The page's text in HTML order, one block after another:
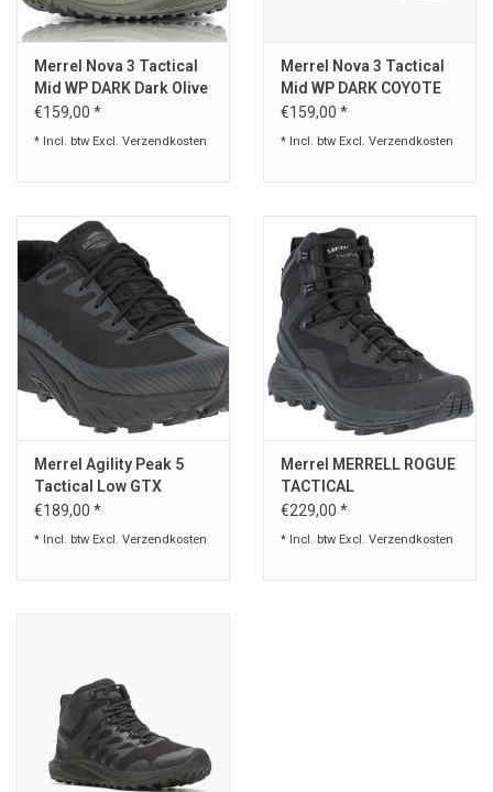
Merrel Nova 3 Tactical
Mid WP DARK Dark Olive
€159,00 *
* Incl. btw Excl. Verzendkosten
Merrel Nova 3 Tactical
Mid WP DARK COYOTE
€159,00 *
* Incl. btw Excl. Verzendkosten
Merrel Agility Peak 5
Tactical Low GTX
€189,00 *
* Incl. btw Excl. Verzendkosten
Merrel MERRELL ROGUE
TACTICAL
€229,00 *
* Incl. btw Excl. Verzendkosten